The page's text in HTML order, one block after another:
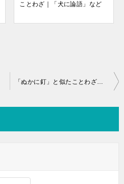
ことわざ｜「犬に論語」など
「ぬかに釘」と似たことわざ｜「豆腐に鎹」「暖簾に腕押し」など